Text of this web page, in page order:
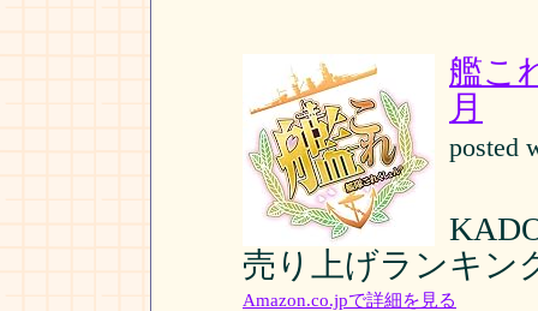
艦こ
月
posted
売り上げランキン
Amazon.co.jpで詳細を見る